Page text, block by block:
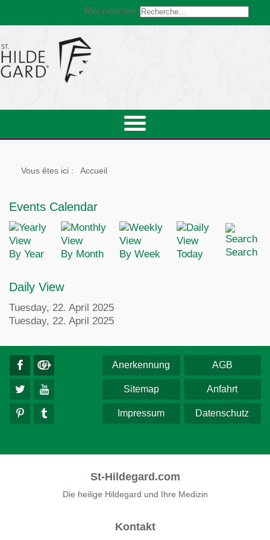
Rechercher
Vous êtes ici : Accueil
Events Calendar
By Year By Month By Week Today Search
Daily View
Tuesday, 22. April 2025
Tuesday, 22. April 2025
AGB
Anerkennung
Anfahrt
Sitemap
Datenschutz
Impressum
St-Hildegard.com
Die heilige Hildegard und Ihre Medizin
Kontakt